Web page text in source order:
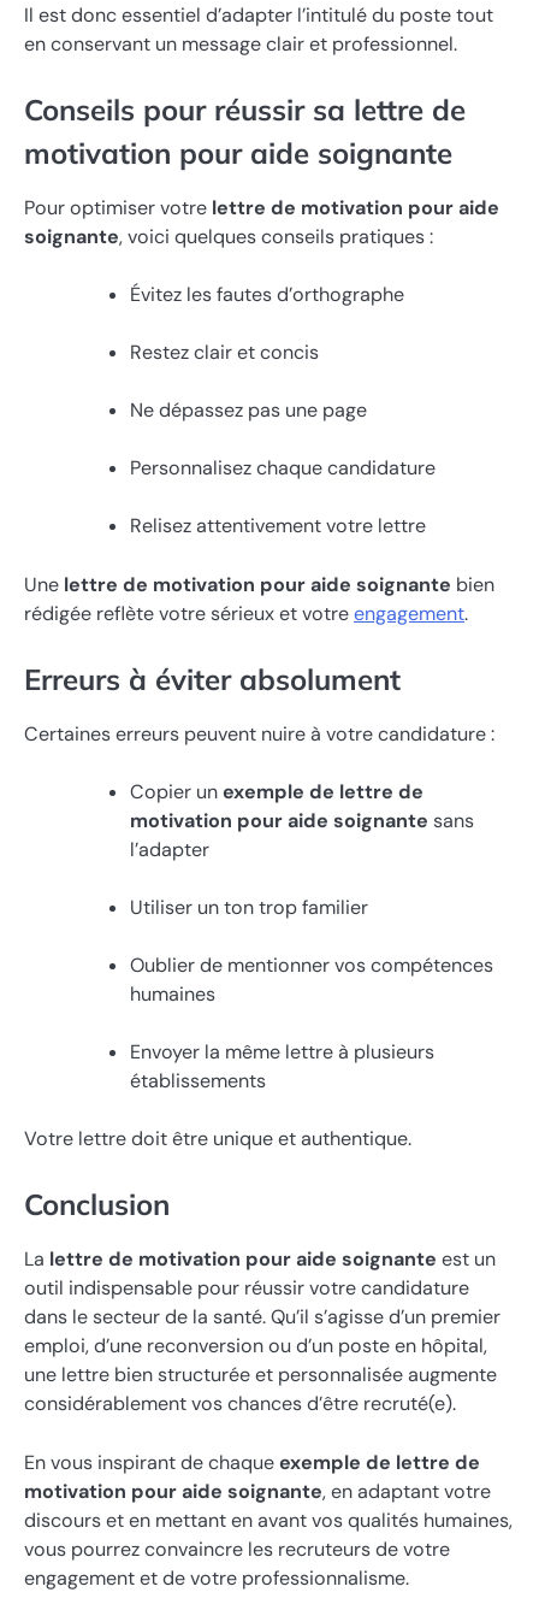
Il est donc essentiel d’adapter l’intitulé du poste tout
en conservant un message clair et professionnel.
Conseils pour réussir sa lettre de
motivation pour aide soignante
Pour optimiser votre lettre de motivation pour aide
soignante, voici quelques conseils pratiques :
Évitez les fautes d’orthographe
Restez clair et concis
Ne dépassez pas une page
Personnalisez chaque candidature
Relisez attentivement votre lettre
Une lettre de motivation pour aide soignante bien
rédigée reflète votre sérieux et votreengagement.
Erreurs à éviter absolument
Certaines erreurs peuvent nuire à votre candidature :
Copier unexemple de lettre de
motivation pour aide soignante sans
l’adapter
Utiliser un ton trop familier
Oublier de mentionner vos compétences
humaines
Envoyer la même lettre à plusieurs
établissements
Votre lettre doit être unique et authentique.
Conclusion
La lettre de motivation pour aide soignante est un
outil indispensable pour réussir votre candidature
dans le secteur de la santé. Qu’il s’agisse d’un premier
emploi, d’une reconversion ou d’un poste en hôpital,
une lettre bien structurée et personnalisée augmente
considérablement vos chances d’être recruté(e).
En vous inspirant de chaqueexemple de lettre de
motivation pour aide soignante, en adaptant votre
discours et en mettant en avant vos qualités humaines,
vous pourrez convaincre les recruteurs de votre
engagement et de votre professionnalisme.